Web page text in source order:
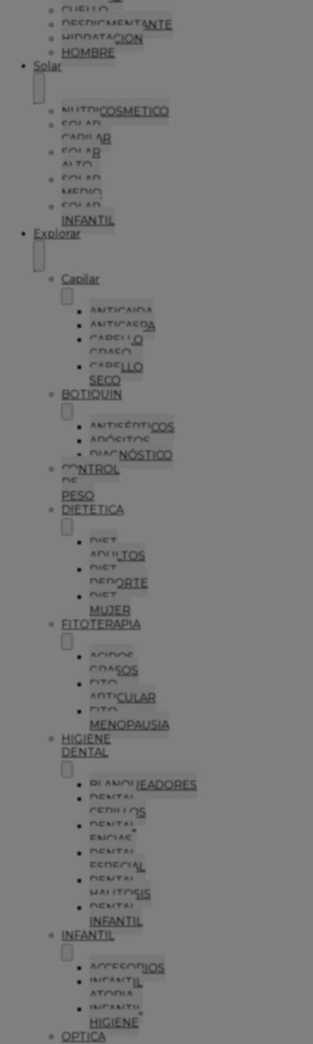
CUELLO
DESPIGMENTANTE
HIDRATACION
HOMBRE
Solar
NUTRICOSMETICO
SOLAR
CAPILAR
SOLAR
ALTO
SOLAR
MEDIO
SOLAR
INFANTIL
Explorar
Capilar
ANTICAIDA
ANTICASPA
CABELLO
GRASO
CABELLO
SECO
BOTIQUIN
ANTISÉPTICOS
APÓSITOS
DIAGNÓSTICO
CONTROL
DE
PESO
DIETETICA
DIET
ADULTOS
DIET
DEPORTE
DIET
MUJER
FITOTERAPIA
ACIDOS
GRASOS
FITO
ARTICULAR
FITO
MENOPAUSIA
HIGIENE
DENTAL
BLANQUEADORES
DENTAL
CEPILLOS
DENTAL
ENCIAS
DENTAL
ESPECIAL
DENTAL
HALITOSIS
DENTAL
INFANTIL
INFANTIL
ACCESORIOS
INFANTIL
ATOPIA
INFANTIL
HIGIENE
OPTICA